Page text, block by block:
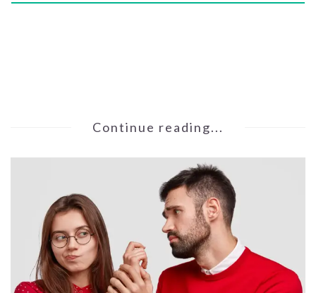
Continue reading...